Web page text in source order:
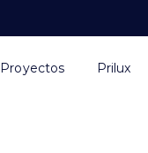
Proyectos Prilux